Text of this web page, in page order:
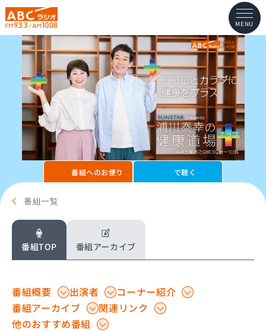
MENU
番組へのお便り で聴く
番組一覧
番組TOP 番組アーカイブ
番組概要 出演者
コーナー紹介
番組アーカイブ
関連リンク
他のおすすめ番組